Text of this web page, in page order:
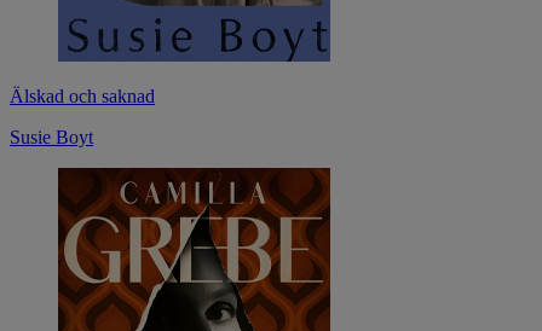
Älskad och saknad
Susie Boyt